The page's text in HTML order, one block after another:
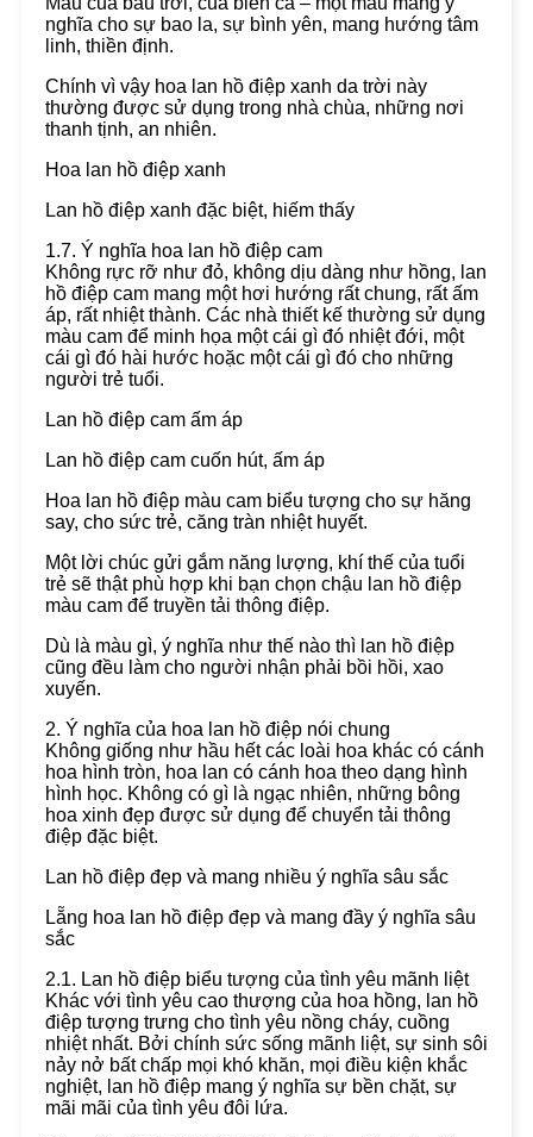
nghĩa cho sự bao la, sự bình yên, mang hướng tâm
linh, thiền định.
Chính vì vậy hoa lan hồ điệp xanh da trời này
thường được sử dụng trong nhà chùa, những nơi
thanh tịnh, an nhiên.
Hoa lan hồ điệp xanh
Lan hồ điệp xanh đặc biệt, hiếm thấy
1.7. Ý nghĩa hoa lan hồ điệp cam
Không rực rỡ như đỏ, không dịu dàng như hồng, lan
hồ điệp cam mang một hơi hướng rất chung, rất ấm
áp, rất nhiệt thành. Các nhà thiết kế thường sử dụng
màu cam để minh họa một cái gì đó nhiệt đới, một
cái gì đó hài hước hoặc một cái gì đó cho những
người trẻ tuổi.
Lan hồ điệp cam ấm áp
Lan hồ điệp cam cuốn hút, ấm áp
Hoa lan hồ điệp màu cam biểu tượng cho sự hăng
say, cho sức trẻ, căng tràn nhiệt huyết.
Một lời chúc gửi gắm năng lượng, khí thế của tuổi
trẻ sẽ thật phù hợp khi bạn chọn chậu lan hồ điệp
màu cam để truyền tải thông điệp.
Dù là màu gì, ý nghĩa như thế nào thì lan hồ điệp
cũng đều làm cho người nhận phải bồi hồi, xao
xuyến.
2. Ý nghĩa của hoa lan hồ điệp nói chung
Không giống như hầu hết các loài hoa khác có cánh
hoa hình tròn, hoa lan có cánh hoa theo dạng hình
hình học. Không có gì là ngạc nhiên, những bông
hoa xinh đẹp được sử dụng để chuyển tải thông
điệp đặc biệt.
Lan hồ điệp đẹp và mang nhiều ý nghĩa sâu sắc
Lẵng hoa lan hồ điệp đẹp và mang đầy ý nghĩa sâu
sắc
2.1. Lan hồ điệp biểu tượng của tình yêu mãnh liệt
Khác với tình yêu cao thượng của hoa hồng, lan hồ
điệp tượng trưng cho tình yêu nồng cháy, cuồng
nhiệt nhất. Bởi chính sức sống mãnh liệt, sự sinh sôi
nảy nở bất chấp mọi khó khăn, mọi điều kiện khắc
nghiệt, lan hồ điệp mang ý nghĩa sự bền chặt, sự
mãi mãi của tình yêu đôi lứa.